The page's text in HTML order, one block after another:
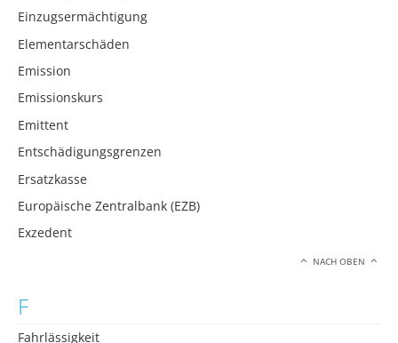
Einzugsermächtigung
Elementarschäden
Emission
Emissionskurs
Emittent
Entschädigungsgrenzen
Ersatzkasse
Europäische Zentralbank (EZB)
Exzedent
NACH OBEN
F
Fahrlässigkeit